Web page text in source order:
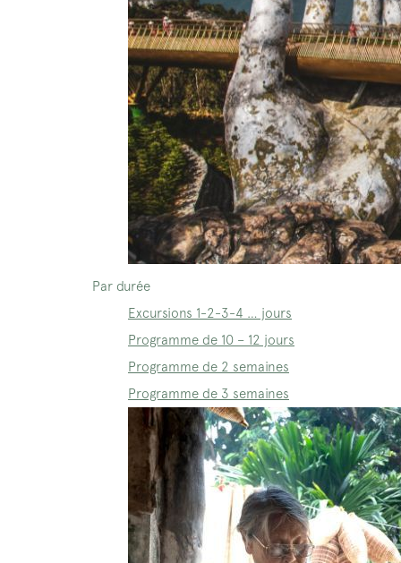
Par durée
Excursions 1-2-3-4 … jours
Programme de 10 – 12 jours
Programme de 2 semaines
Programme de 3 semaines